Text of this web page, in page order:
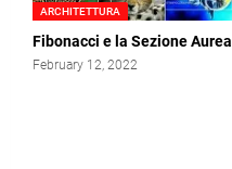
ARCHITETTURA
Fibonacci e la Sezione Aurea
February 12, 2022